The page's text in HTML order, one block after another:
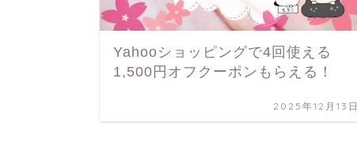
Yahooショッピングで4回使える
1,500円オフクーポンもらえる！
2025年12月13日